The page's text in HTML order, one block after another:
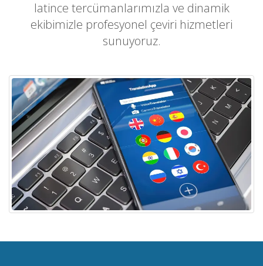
latince tercümanlarımızla ve dinamik
ekibimizle profesyonel çeviri hizmetleri
sunuyoruz.